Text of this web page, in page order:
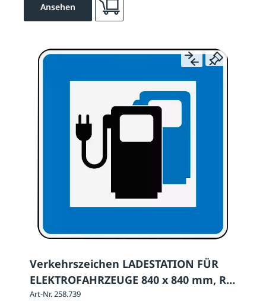
Ansehen
Verkehrszeichen LADESTATION FÜR
ELEKTROFAHRZEUGE 840 x 840 mm, RA
2
Art-Nr. 258.739